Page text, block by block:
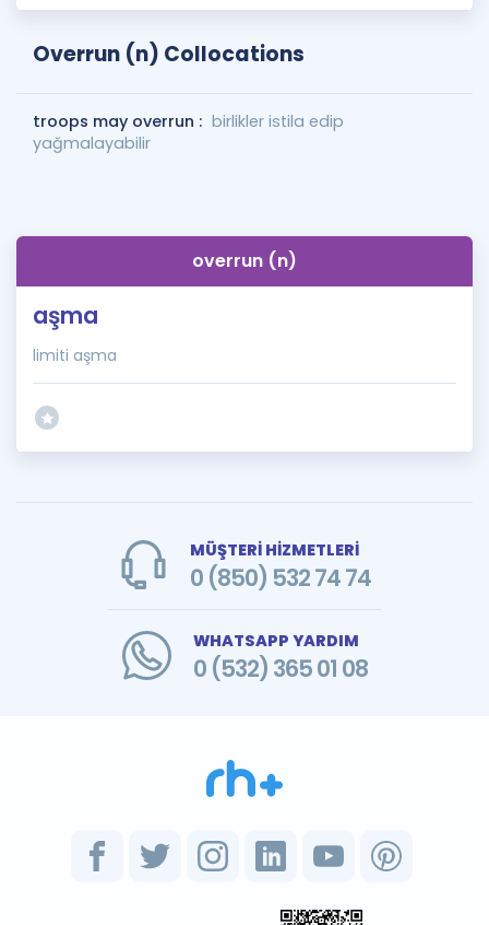
Overrun (n) Collocations
troops may overrun : birlikler istila edip
yağmalayabilir
overrun (n)
aşma
limiti aşma
MÜŞTERİ HİZMETLERİ
0 (850) 532 74 74
WHATSAPP YARDIM
0 (532) 365 01 08